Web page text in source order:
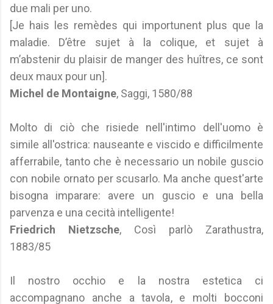
due mali per uno.
[Je hais les remèdes qui importunent plus que la
maladie. D’être sujet à la colique, et sujet à
m’abstenir du plaisir de manger des huîtres, ce sont
deux maux pour un].
Michel de Montaigne, Saggi, 1580/88
Molto di ciò che risiede nell'intimo dell'uomo è
simile all'ostrica: nauseante e viscido e difficilmente
afferrabile, tanto che è necessario un nobile guscio
con nobile ornato per scusarlo. Ma anche quest'arte
bisogna imparare: avere un guscio e una bella
parvenza e una cecità intelligente!
Friedrich Nietzsche, Così parlò Zarathustra,
1883/85
Il nostro occhio e la nostra estetica ci
accompagnano anche a tavola, e molti bocconi